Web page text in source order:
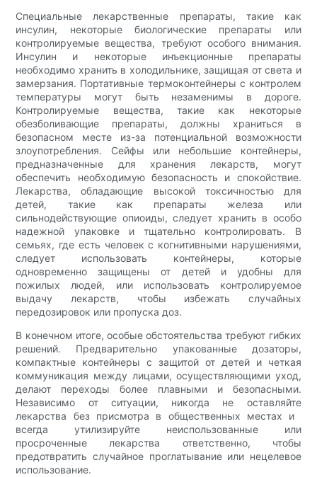
Специальные лекарственные препараты, такие как
инсулин, некоторые биологические препараты или
контролируемые вещества, требуют особого внимания.
Инсулин и некоторые инъекционные препараты
необходимо хранить в холодильнике, защищая от света и
замерзания. Портативные термоконтейнеры с контролем
температуры могут быть незаменимы в дороге.
Контролируемые вещества, такие как некоторые
обезболивающие препараты, должны храниться в
безопасном месте из-за потенциальной возможности
злоупотребления. Сейфы или небольшие контейнеры,
предназначенные для хранения лекарств, могут
обеспечить необходимую безопасность и спокойствие.
Лекарства, обладающие высокой токсичностью для
детей, такие как препараты железа или
сильнодействующие опиоиды, следует хранить в особо
надежной упаковке и тщательно контролировать. В
семьях, где есть человек с когнитивными нарушениями,
следует использовать контейнеры, которые
одновременно защищены от детей и удобны для
пожилых людей, или использовать контролируемое
выдачу лекарств, чтобы избежать случайных
передозировок или пропуска доз.
В конечном итоге, особые обстоятельства требуют гибких
решений. Предварительно упакованные дозаторы,
компактные контейнеры с защитой от детей и четкая
коммуникация между лицами, осуществляющими уход,
делают переходы более плавными и безопасными.
Независимо от ситуации, никогда не оставляйте
лекарства без присмотра в общественных местах и ​​
всегда утилизируйте неиспользованные или
просроченные лекарства ответственно, чтобы
предотвратить случайное проглатывание или нецелевое
использование.